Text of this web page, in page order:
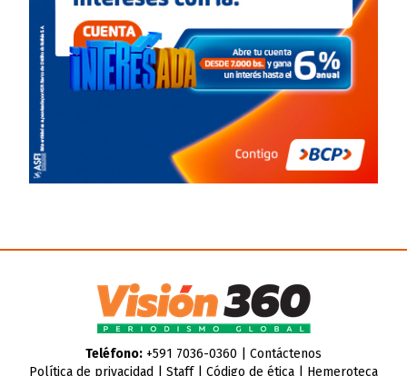
Teléfono:+591 7036-0360 | Contáctenos
Política de privacidad
Staff| Código de ética| Hemeroteca